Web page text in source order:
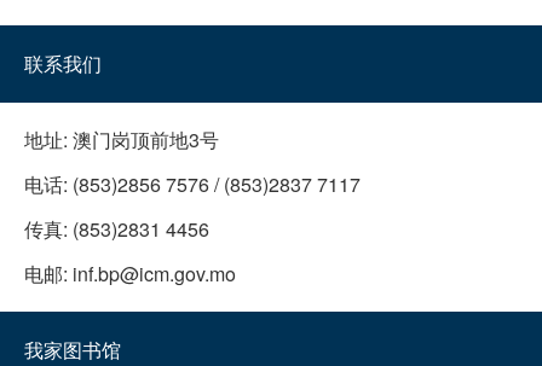
联系我们
地址: 澳门岗顶前地3号
电话: (853)2856 7576 / (853)2837 7117
传真: (853)2831 4456
电邮: inf.bp@icm.gov.mo
我家图书馆